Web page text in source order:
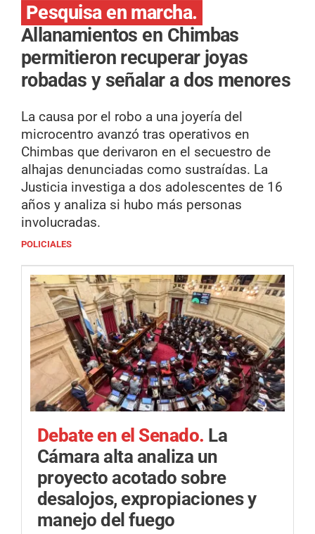
Pesquisa en marcha.
Allanamientos en Chimbas
permitieron recuperar joyas
robadas y señalar a dos menores
La causa por el robo a una joyería del
microcentro avanzó tras operativos en
Chimbas que derivaron en el secuestro de
alhajas denunciadas como sustraídas. La
Justicia investiga a dos adolescentes de 16
años y analiza si hubo más personas
involucradas.
POLICIALES
Debate en el Senado. La
Cámara alta analiza un
proyecto acotado sobre
desalojos, expropiaciones y
manejo del fuego